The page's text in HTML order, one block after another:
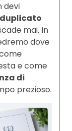
devi
duplicato
mai. In
dove
e come
di
prezioso.